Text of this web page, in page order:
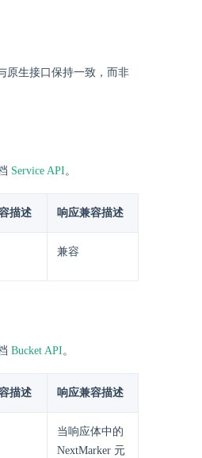
原生接口保持一致，而非
Service API。
描述 响应兼容描述
兼容
Bucket API。
描述 响应兼容描述
当响应体中的
NextMarker 元